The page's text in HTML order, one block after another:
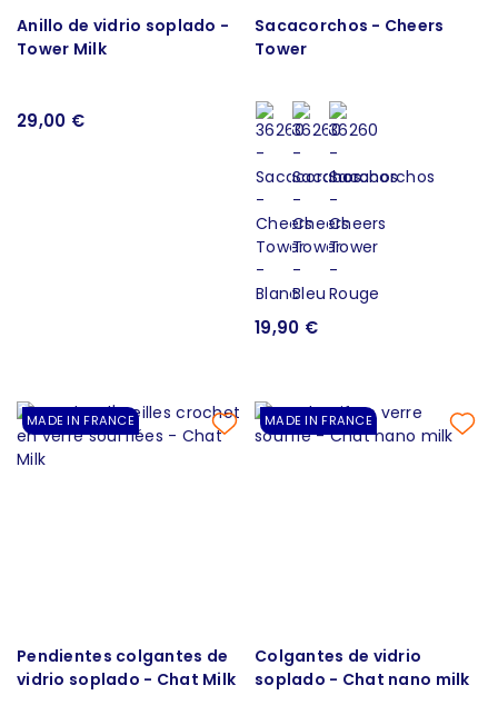
Anillo de vidrio soplado -
Tower Milk
29,00 €
Sacacorchos - Cheers
Tower
19,90 €
MADE IN FRANCE
Pendientes colgantes de
vidrio soplado - Chat Milk
MADE IN FRANCE
Colgantes de vidrio
soplado - Chat nano milk